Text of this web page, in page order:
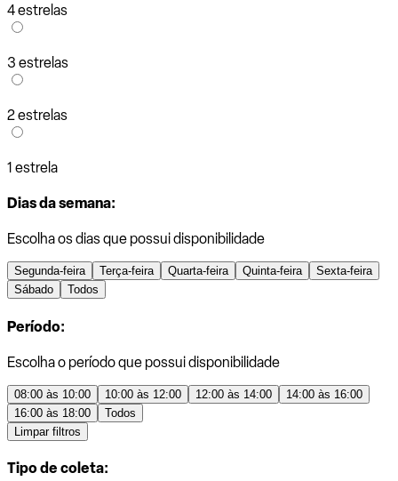
4 estrelas
3 estrelas
2 estrelas
1 estrela
Dias da semana:
Escolha os dias que possui disponibilidade
Segunda-feira Terça-feira Quarta-feira Quinta-feira
Sexta-feira
Sábado
Todos
Período:
Escolha o período que possui disponibilidade
08:00 às 10:00 10:00 às 12:00 12:00 às 14:00
14:00 às 16:00
16:00 às 18:00
Todos
Limpar filtros
Tipo de coleta: